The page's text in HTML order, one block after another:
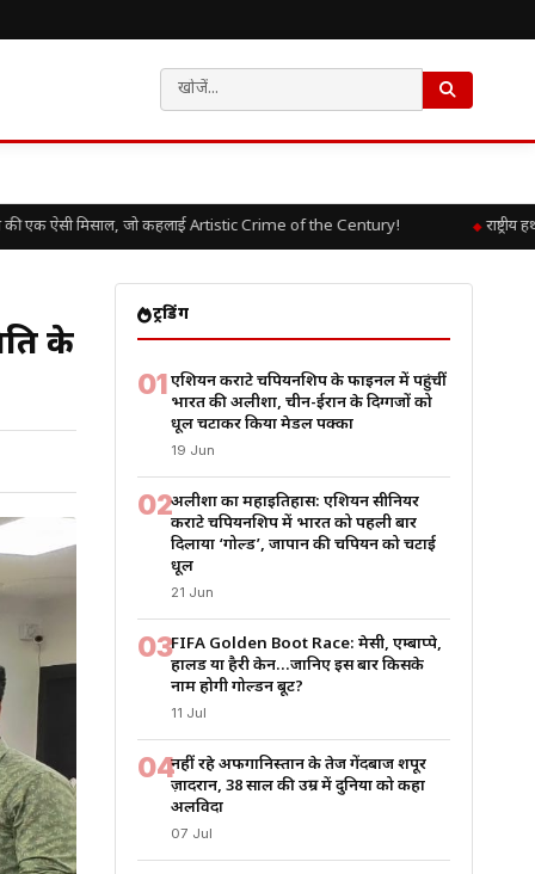
एक ऐसी मिसाल, जो कहलाई Artistic Crime of the Century! राष्ट्रीय
के
ट्रेंडिंग
01एशियन कराटे चैंपियनशिप के फाइनल में पहुंचीं
भारत की अलीशा, चीन-ईरान के दिग्गजों को
धूल चटाकर किया मेडल पक्का
19 Jun
02अलीशा का महाइतिहास: एशियन सीनियर
कराटे चैंपियनशिप में भारत को पहली बार
दिलाया ‘गोल्ड’, जापान की चैंपियन को चटाई
धूल
21 Jun
03FIFA Golden Boot Race: मेसी, एम्बाप्पे,
हालैंड या हैरी केन…जानिए इस बार किसके
नाम होगी गोल्डन बूट?
11 Jul
04नहीं रहे अफगानिस्तान के तेज गेंदबाज शपूर
ज़ादरान, 38 साल की उम्र में दुनिया को कहा
अलविदा
07 Jul